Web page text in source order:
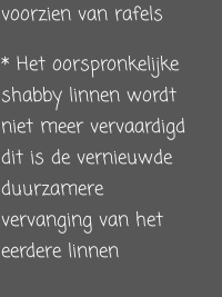
voorzien van rafels
* Het oorspronkelijke
shabby linnen wordt
niet meer vervaardigd
dit is de vernieuwde
duurzamere
vervanging van het
eerdere linnen